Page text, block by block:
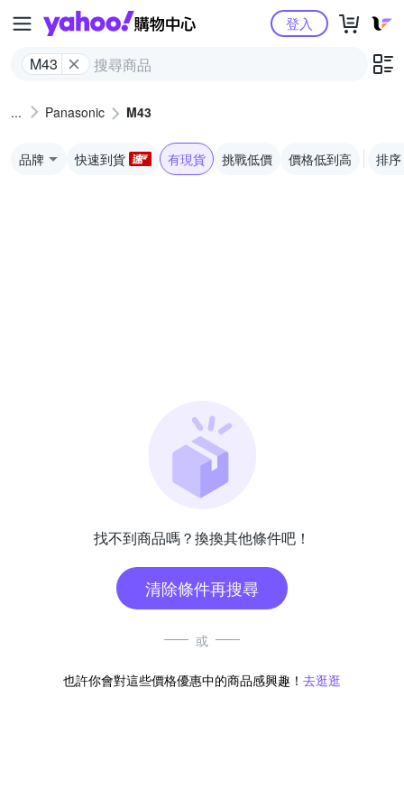
Yahoo購物中心
M43
登入
Panasonic M43
品牌 快速到貨 有現貨 挑戰低價 價格低到高 排序
找不到商品嗎？換換其他條件吧！
清除條件再搜尋
或
也許你會對這些價格優惠中的商品感興趣！ 去逛逛